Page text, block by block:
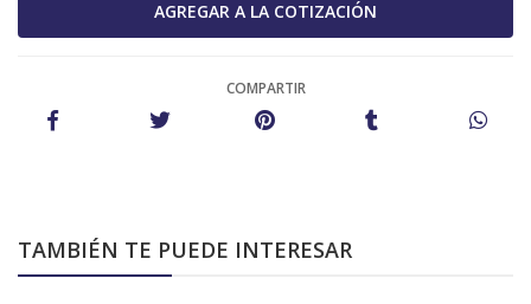
COMPARTIR
TAMBIÉN TE PUEDE INTERESAR